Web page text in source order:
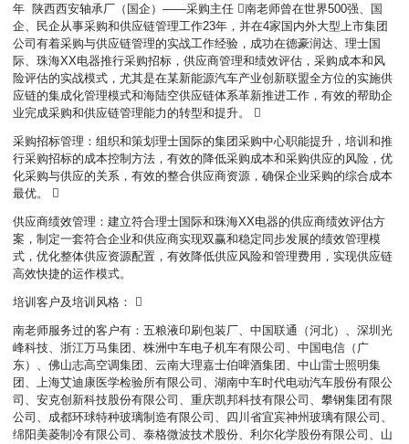
年 陕西西安轴承厂（国企）——采购主任 南老师曾在世界500强、国
企、民企从事采购和供应链管理工作23年，并在4家国内外大型上市集团
公司有着采购与供应链管理的实战工作经验，成功在德豪润达、理士国
际、珠海XX电器推行采购招标，供应商管理和绩效评估，采购成本和风
险评估的实战模式，尤其是在某新能源汽车产业创新联盟全方位的实施供
应链的集成化管理模式和海陆空供应链体系革新推进工作，有效的帮助企
业完成采购和供应链管理能力的转型和提升。 
采购招标管理：组织和策划理士国际的集团采购中心职能提升，培训和推
行采购招标的成本控制方法，有效的降低采购成本和采购供应的风险，优
化采购与供应的关系，有效的整合供应商资源，确保企业采购的综合成本
最优。 
供应商绩效管理：建立符合理士国际和珠海XX电器的供应商绩效评估方
案，制定一套符合企业和供应商实现双赢和稳定同步发展的绩效管理模
式，优化整体供应资源配置，有效降低供应风险和管理费用，实现供应链
高效快捷的运作模式。
培训客户及培训风格： 
南老师服务过的客户有：五粮液印刷包装厂、中国联通（河北）、深圳光
峰科技、浙江万马集团、株洲中车电子机车有限公司、中国电信（广
东）、佛山志高空调集团、云南大理嘉士伯啤酒集团、中山雷士照明集
团、上海艾迪康医学检验所有限公司、湖南中车时代电动汽车股份有限公
司、安克创新科技股份有限公司、重庆凯邦科技有限公司、攀钢集团有限
公司、成都环球特种玻璃制造有限公司、四川省宜宾神州玻璃有限公司、
绵阳美菱制冷有限公司、泰格微波技术股份、利尔化学股份有限公司、山